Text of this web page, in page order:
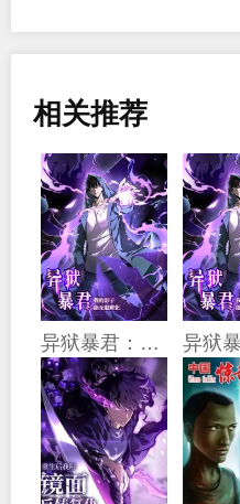
相关推荐
异狱暴君：我的影子能无限进化